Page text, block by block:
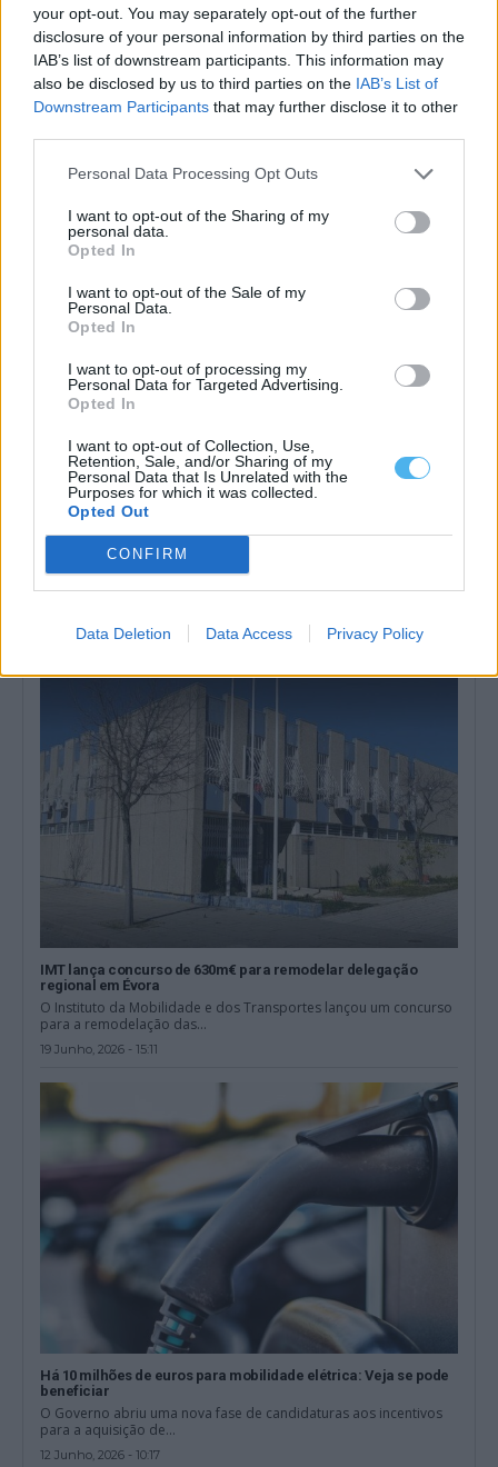
your opt-out. You may separately opt-out of the further
disclosure of your personal information by third parties on the
IAB’s list of downstream participants. This information may
also be disclosed by us to third parties on the IAB’s List of
Downstream Participants that may further disclose it to other
Personal Data Processing Opt Outs
I want to opt-out of the Sharing of my
personal data.
Opted In
I want to opt-out of the Sale of my
Personal Data.
Opted In
I want to opt-out of processing my
Personal Data for Targeted Advertising.
Opted In
I want to opt-out of Collection, Use,
Retention, Sale, and/or Sharing of my
Personal Data that Is Unrelated with the
Purposes for which it was collected.
Opted Out
CONFIRM
Data Deletion Data Access Privacy Policy
crianças no Alto Alentejo
promover, entre os dias 17 e...
3 Julho, 2026 - 11:00
Transportes públicos do Alentejo Central transportaram mais
de 844 mil passageiros em 2025
26 Junho, 2026 - 15:10
IMT lança concurso de 630m€ para remodelar delegação
regional em Évora
O Instituto da Mobilidade e dos Transportes lançou um concurso
para a remodelação das...
19 Junho, 2026 - 15:11
Há 10 milhões de euros para mobilidade elétrica: Veja se pode
beneficiar
O Governo abriu uma nova fase de candidaturas aos incentivos
para a aquisição de...
12 Junho, 2026 - 10:17